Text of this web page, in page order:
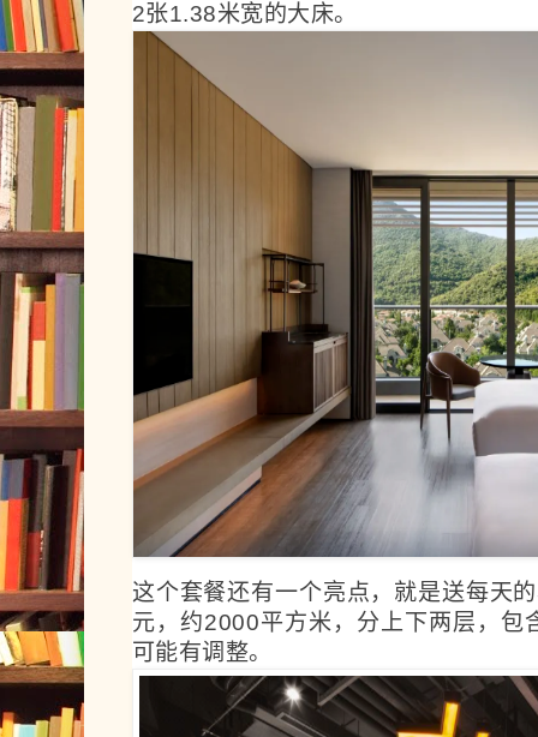
2张1.38米宽的大床。
这个套餐还有一个亮点，就是送每天的
元，约2000平方米 ，分上下两层，包
可能有调整。